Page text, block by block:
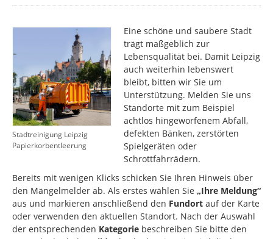
Stadtreinigung Leipzig
Papierkorbentleerung
Eine schöne und saubere Stadt
trägt maßgeblich zur
Lebensqualität bei. Damit Leipzig
auch weiterhin lebenswert
bleibt, bitten wir Sie um
Unterstützung. Melden Sie uns
Standorte mit zum Beispiel
achtlos hingeworfenem Abfall,
defekten Bänken, zerstörten
Spielgeräten oder
Schrottfahrrädern.
Bereits mit wenigen Klicks schicken Sie Ihren Hinweis über
den Mängelmelder ab. Als erstes wählen Sie „Ihre Meldung“
aus und markieren anschließend den Fundort auf der Karte
oder verwenden den aktuellen Standort. Nach der Auswahl
der entsprechenden Kategorie beschreiben Sie bitte den